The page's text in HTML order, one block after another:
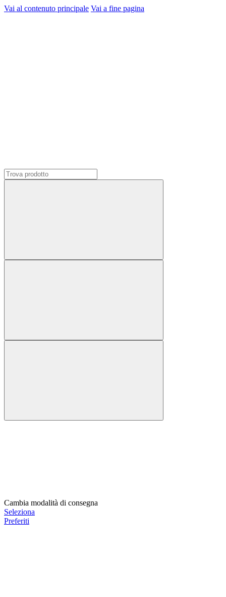
Vai al contenuto principale Vai a fine pagina
Cambia modalità di consegna
Seleziona
Preferiti